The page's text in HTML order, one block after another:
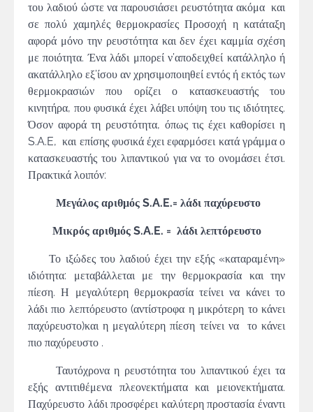
του λαδιού ώστε να παρουσιάσει ρευστότητα ακόμα και
σε πολύ χαμηλές θερμοκρασίες Προσοχή η κατάταξη
αφορά μόνο την ρευστότητα και δεν έχει καμμία σχέση
με ποιότητα. Ένα λάδι μπορεί ν’αποδειχθεί κατάλληλο ή
ακατάλληλο εξ’ίσου αν χρησιμοποιηθεί εντός ή εκτός των
θερμοκρασιών που ορίζει ο κατασκευαστής του
κινητήρα, που φυσικά έχει λάβει υπόψη του τις ιδιότητες.
Όσον αφορά τη ρευστότητα, όπως τις έχει καθορίσει η
S.A.E, και επίσης φυσικά έχει εφαρμόσει κατά γράμμα ο
κατασκευαστής του λιπαντικού για να το ονομάσει έτσι.
Πρακτικά λοιπόν:
Μεγάλος αριθμός S.A. E.= λάδι παχύρευστο
Μικρός αριθμός S.A. E. = λάδι λεπτόρευστο
Το ιξώδες του λαδιού έχει την εξής «καταραμένη»
ιδιότητα: μεταβάλλεται με την θερμοκρασία και την
πίεση. Η μεγαλύτερη θερμοκρασία τείνει να κάνει το
λάδι πιο λεπτόρευστο (αντίστροφα η μικρότερη το κάνει
παχύρευστο)και η μεγαλύτερη πίεση τείνει να το κάνει
πιο παχύρευστο .
Ταυτόχρονα η ρευστότητα του λιπαντικού έχει τα
εξής αντιτιθέμενα πλεονεκτήματα και μειονεκτήματα.
Παχύρευστο λάδι προσφέρει καλύτερη προστασία έναντι